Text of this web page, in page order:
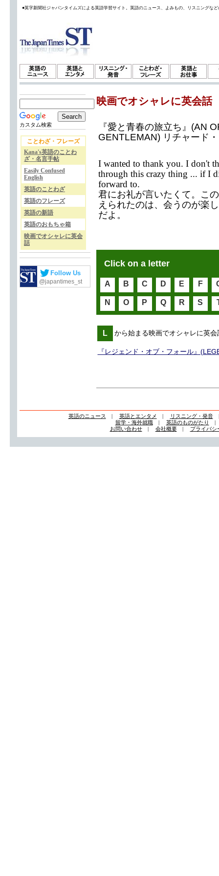
●英字新聞社ジャパンタイムズによる英語学習サイト。英語のニュース、よみもの、リスニングな
カスタム検索
ことわざ・フレーズ
Kana's英語のことわ
ざ・名言手帖
Easily Confused
English
英語のことわざ
英語のフレーズ
英語の新語
英語のおもちゃ箱
映画でオシャレに英会
話
Follow Us
@japantimes_st
映画でオシャレに英会話
『愛と青春の旅立ち』(AN
GENTLEMAN) リチャード
I wanted to thank you. I don't
through this crazy thing ... if I
forward to.
君にお礼が言いたくて。こ
えられたのは、会うのが楽
だよ。
Click on a letter
A B C D E F
N O P Q R S
L から始まる映画でオシャレに英会
『レジェンド・オブ・フォール』
英語のニュース | 英語とエンタメ | リスニング・発音
留学・海外就職| 英語のものがたり
お問い合わせ| 会社概要| プライバシ